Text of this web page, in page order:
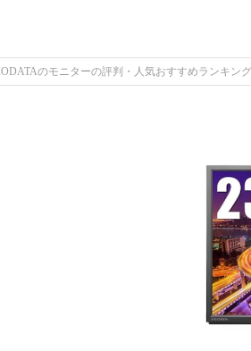
IODATAのモニターの評判・人気おすすめランキン